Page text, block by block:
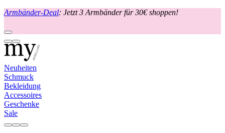
Armbänder-Deal: Jetzt 3 Armbänder für 30€ shoppen!
Neuheiten
Schmuck
Bekleidung
Accessoires
Geschenke
Sale